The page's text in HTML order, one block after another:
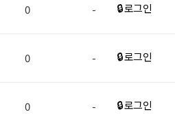
0 - 🔒 로그인
0 - 🔒 로그인
0 - 🔒 로그인